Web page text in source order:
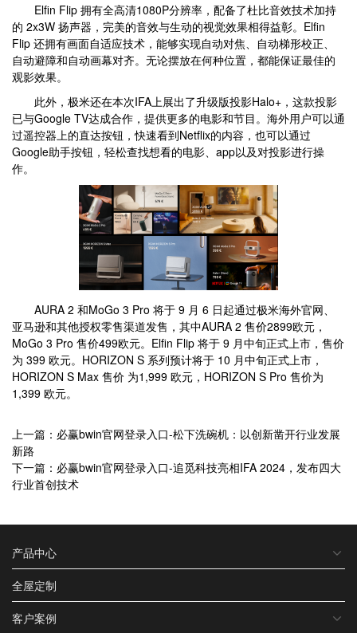
Elfin Flip 拥有全高清1080P分辨率，配备了杜比音效技术加持
的 2x3W 扬声器，完美的音效与生动的视觉效果相得益彰。Elfin
Flip 还拥有画面自适应技术，能够实现自动对焦、自动梯形校正、
自动避障和自动画幕对齐。无论摆放在何种位置，都能保证最佳的
观影效果。
此外，极米还在本次IFA上展出了升级版投影Halo+，这款投影
已与Google TV达成合作，提供更多的电影和节目。海外用户可以通
过遥控器上的直达按钮，快速看到Netflix的内容，也可以通过
Google助手按钮，轻松查找想看的电影、app以及对投影进行操
作。
AURA 2 和MoGo 3 Pro 将于 9 月 6 日起通过极米海外官网、
亚马逊和其他授权零售渠道发售，其中AURA 2 售价2899欧元，
MoGo 3 Pro 售价499欧元。Elfin Flip 将于 9 月中旬正式上市，售价
为 399 欧元。HORIZON S 系列预计将于 10 月中旬正式上市，
HORIZON S Max 售价 为1,999 欧元，HORIZON S Pro 售价为
1,399 欧元。
上一篇：必赢bwin官网登录入口-松下洗碗机：以创新凿开行业发展
新路
下一篇：必赢bwin官网登录入口-追觅科技亮相IFA 2024，发布四大
行业首创技术
产品中心
全屋定制
客户案例